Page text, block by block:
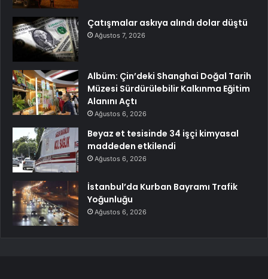
Çatışmalar askıya alındı dolar düştü
Ağustos 7, 2026
Albüm: Çin’deki Shanghai Doğal Tarih
Müzesi Sürdürülebilir Kalkınma Eğitim
Alanını Açtı
Ağustos 6, 2026
Beyaz et tesisinde 34 işçi kimyasal
maddeden etkilendi
Ağustos 6, 2026
İstanbul’da Kurban Bayramı Trafik
Yoğunluğu
Ağustos 6, 2026